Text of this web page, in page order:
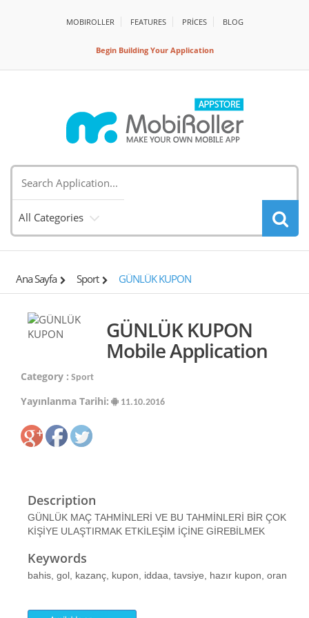
MOBIROLLER FEATURES PRİCES BLOG
Begin Building Your Application
All Categories
Ana Sayfa Sport GÜNLÜK KUPON
GÜNLÜK KUPON
Mobile Application
Category : Sport
Yayınlanma Tarihi: 11.10.2016
Description
GÜNLÜK MAÇ TAHMİNLERİ VE BU TAHMİNLERİ BİR ÇOK
KİŞİYE ULAŞTIRMAK ETKİLEŞİM İÇİNE GİREBİLMEK
Keywords
bahis, gol, kazanç, kupon, iddaa, tavsiye, hazır kupon, oran